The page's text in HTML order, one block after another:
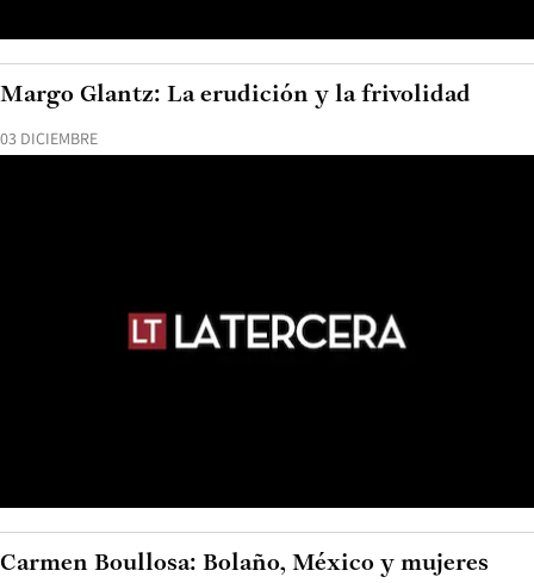
03 DICIEMBRE
Margo Glantz: La erudición y la frivolidad
Carmen Boullosa: Bolaño, México y mujeres